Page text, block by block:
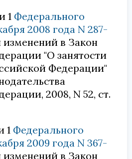
1 Федерального
2008 года N 287-
в Закон
"О занятости
Федерации"
2008, N 52, ст.
1 Федерального
2009 года N 367-
в Закон